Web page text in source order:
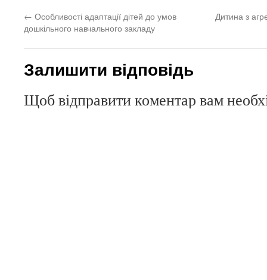
← Особливості адаптації дітей до умов
дошкільного навчального закладу
Дитина з
Залишити відповідь
Щоб відправити коментар вам